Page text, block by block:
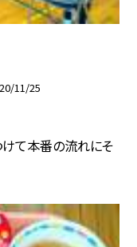
11/25
て本番の流れにそ